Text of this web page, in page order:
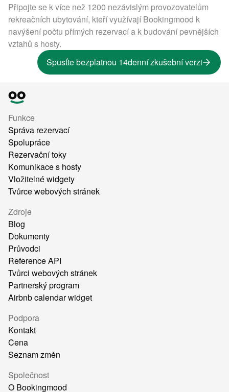
Připojte se k více než 1200 nezávislým provozovatelům
rekreačních ubytování, kteří využívají Bookingmood k
navýšení počtu přímých rezervací a k budování pevnějších
vztahů s hosty.
Spusťte bezplatnou 14denní zkušební verzi
Funkce
Správa rezervací
Spolupráce
Rezervační toky
Komunikace s hosty
Vložitelné widgety
Tvůrce webových stránek
Zdroje
Blog
Dokumenty
Průvodci
Reference API
Tvůrci webových stránek
Partnerský program
Airbnb calendar widget
Podpora
Kontakt
Cena
Seznam změn
Společnost
O Bookingmood